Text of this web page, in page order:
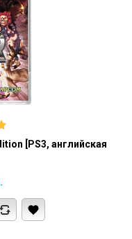
[PS3, английская